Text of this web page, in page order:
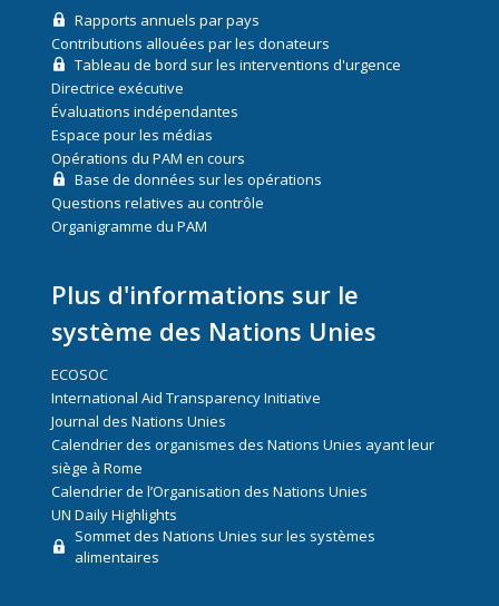
Rapports annuels par pays
Contributions allouées par les donateurs
Tableau de bord sur les interventions d'urgence
Directrice exécutive
Évaluations indépendantes
Espace pour les médias
Opérations du PAM en cours
Base de données sur les opérations
Questions relatives au contrôle
Organigramme du PAM
Plus d'informations sur le
système des Nations Unies
ECOSOC
International Aid Transparency Initiative
Journal des Nations Unies
Calendrier des organismes des Nations Unies ayant leur
siège à Rome
Calendrier de l’Organisation des Nations Unies
UN Daily Highlights
Sommet des Nations Unies sur les systèmes
alimentaires